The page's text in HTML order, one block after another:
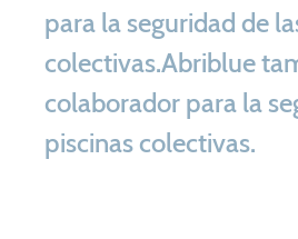
Actualidad
El Grupo
para la seguridad de
colectivas.Abriblue
colaborador para la
piscinas colectivas.